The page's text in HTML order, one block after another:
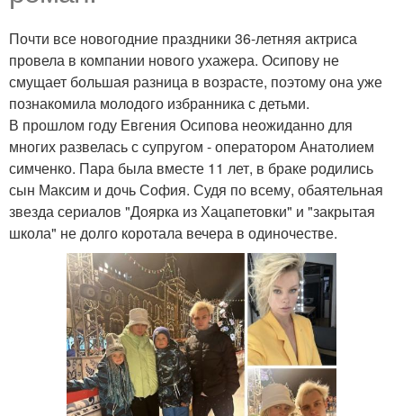
Почти все новогодние праздники 36-летняя актриса
провела в компании нового ухажера. Осипову не
смущает большая разница в возрасте, поэтому она уже
познакомила молодого избранника с детьми.
В прошлом году Евгения Осипова неожиданно для
многих развелась с супругом - оператором Анатолием
симченко. Пара была вместе 11 лет, в браке родились
сын Максим и дочь София. Судя по всему, обаятельная
звезда сериалов "Доярка из Хацапетовки" и "закрытая
школа" не долго коротала вечера в одиночестве.